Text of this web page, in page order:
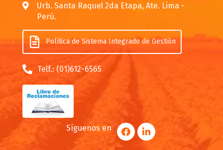
Urb. Santa Raquel 2da Etapa, Ate. Lima -
Perú.
Política de Sistema Integrado de Gestión
Telf.: (01)612-6565
Síguenos en